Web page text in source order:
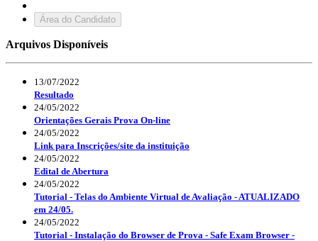
Área do Candidato
Arquivos Disponíveis
13/07/2022
Resultado
24/05/2022
Orientações Gerais Prova On-line
24/05/2022
Link para Inscrições/site da instituição
24/05/2022
Edital de Abertura
24/05/2022
Tutorial - Telas do Ambiente Virtual de Avaliação - ATUALIZADO
em 24/05.
24/05/2022
Tutorial - Instalação do Browser de Prova - Safe Exam Browser -